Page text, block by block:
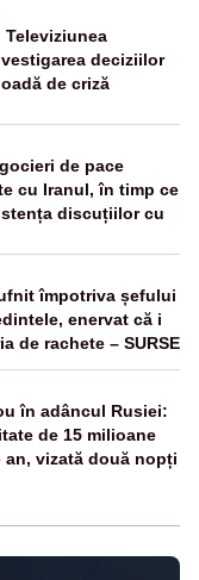
Televiziunea
deciziilor
de criză
de pace
cu Iranul, în timp ce
discuțiilor cu
împotriva șefului
enervat că i
de rachete – SURSE
în adâncul Rusiei:
de 15 milioane
vizată două nopți